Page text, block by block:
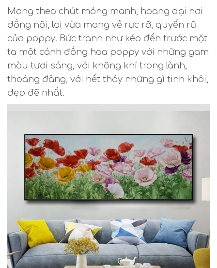
Mang theo chút mỏng manh, hoang dại nơi
đồng nội, lại vừa mang vẻ rực rỡ, quyến rũ
của poppy. Bức tranh như kéo đến trước mặt
ta một cánh đồng hoa poppy với những gam
màu tươi sáng, với không khí trong lành,
thoáng đãng, với hết thảy những gì tinh khôi,
đẹp đẽ nhất.